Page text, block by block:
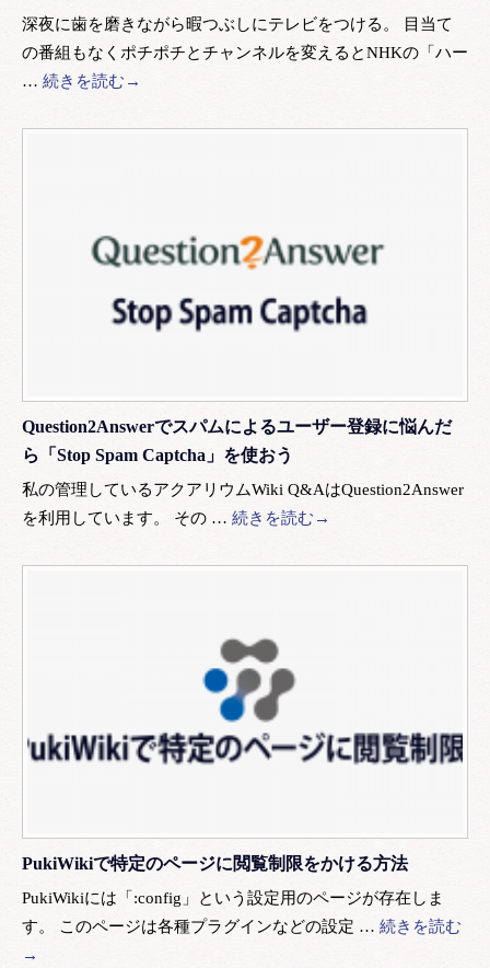
深夜に歯を磨きながら暇つぶしにテレビをつける。 目当て
の番組もなくポチポチとチャンネルを変えるとNHKの「ハー
… 続きを読む→
Question2Answerでスパムによるユーザー登録に悩んだ
ら「Stop Spam Captcha」を使おう
私の管理しているアクアリウムWiki Q&AはQuestion2Answer
を利用しています。 その … 続きを読む→
PukiWikiで特定のページに閲覧制限をかける方法
PukiWikiには「:config」という設定用のページが存在しま
す。 このページは各種プラグインなどの設定 … 続きを読む
→